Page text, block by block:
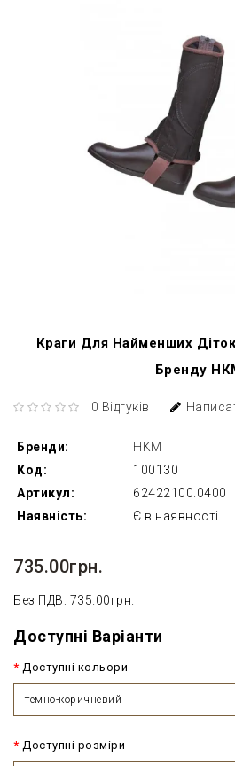
Краги Для Найменших Діток
Бренду
0 Відгуків
Бренди:
HKM
Код:
100130
Артикул:
62422100.0400
Наявність:
Є в наявності
735.00грн.
Без ПДВ: 735.00грн.
Доступні Варіанти
Доступні кольори
темно-коричневий
Доступні розміри